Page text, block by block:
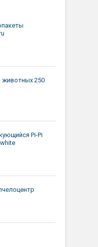
животных 250
Pi-Pi